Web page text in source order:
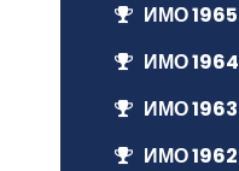
ИМО 1965
ИМО 1964
ИМО 1963
ИМО 1962